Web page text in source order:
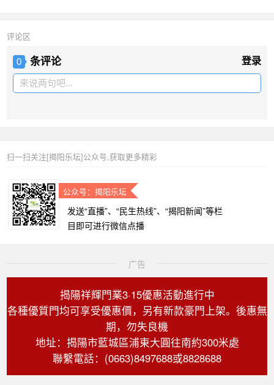
评论区
0 条评论 登录
来说两句吧...
扫一扫关注[揭阳乐坛]公众号,获取更多精彩
公众号：揭阳乐坛
发送“直播”、“民生热线”、“揭阳新闻”等栏
目即可进行微信点播
广告
揭陽祥輝門業3·15優惠活動進行中
各種優質門均可享受優惠價，另有新款豪門上架。後惠無
期，勿失良機
地址：揭陽市藍城區浦東大圓往南約300米處
聯繫電話：(0663)8497688或8828688